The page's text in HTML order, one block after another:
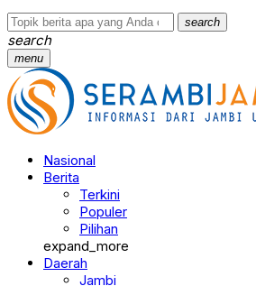
search
search
menu
Nasional
Berita
Terkini
Populer
Pilihan
expand_more
Daerah
Jambi